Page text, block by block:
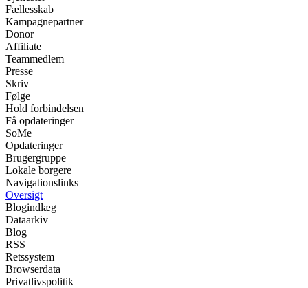
Fællesskab
Kampagnepartner
Donor
Affiliate
Teammedlem
Presse
Skriv
Følge
Hold forbindelsen
Få opdateringer
SoMe
Opdateringer
Brugergruppe
Lokale borgere
Navigationslinks
Oversigt
Blogindlæg
Dataarkiv
Blog
RSS
Retssystem
Browserdata
Privatlivspolitik